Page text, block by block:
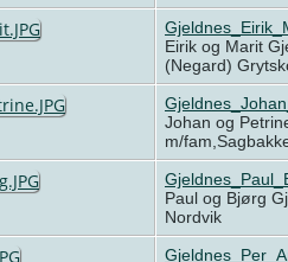
Eirik og Marit
(Negard)
Johan og
m/
Paul og Bjørg
Nordvik